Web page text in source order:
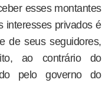
esses montantes
interesses privados é
de seus seguidores,
ao contrário do
pelo governo do